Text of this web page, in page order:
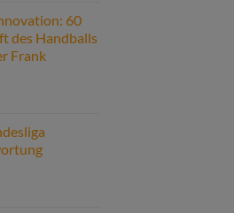
60
des Handballs
Frank